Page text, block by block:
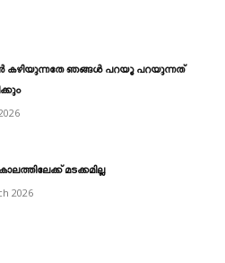
കഴിയുന്നതേ ഞങ്ങൾ പറയൂ പറയുന്നത്
മടക്കമില്ല
2026